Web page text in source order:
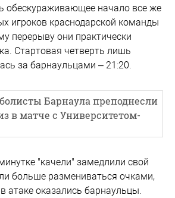
обескураживающее начало все же
игроков краснодарской команды
перерыву они практически
Стартовая четверть лишь
за барнаульцами – 21:20.
Барнаула преподнесли
в матче с Университетом-
"качели" замедлили свой
больше размениваться очками,
атаке оказались барнаульцы.